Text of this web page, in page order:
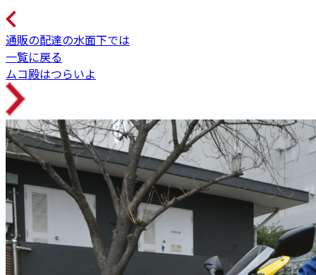
通販の配達の水面下では
一覧に戻る
ムコ殿はつらいよ